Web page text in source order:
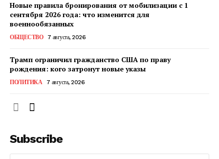
Новые правила бронирования от мобилизации с 1
сентября 2026 года: что изменится для
военнообязанных
ОБЩЕСТВО 7 августа, 2026
Трамп ограничил гражданство США по праву
рождения: кого затронут новые указы
ПОЛИТИКА 7 августа, 2026
Subscribe